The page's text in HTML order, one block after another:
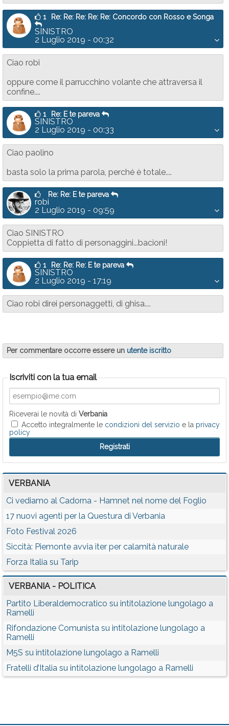
1 Re: Re: Re: Re: Re: Concordo con Rosso e Songa
SINISTRO
2 Luglio 2019 - 00:32
Ciao robi
oppure come il parrucchino volante che attraversa il
confine....
1 Re: E te pareva
SINISTRO
2 Luglio 2019 - 00:33
Ciao paolino
basta solo la prima parola, perché è totale....
Re: Re: E te pareva
robi
2 Luglio 2019 - 09:59
Ciao SINISTRO
Coppietta di fatto di personaggini...bacioni!
1 Re: Re: Re: E te pareva
SINISTRO
2 Luglio 2019 - 17:19
Ciao robi direi personaggetti, di ghisa....
Per commentare occorre essere un utente iscritto
Iscriviti con la tua email
Riceverai le novità di Verbania
Accetto integralmente le condizioni del servizio e la privacy
policy
VERBANIA
Ci vediamo al Cadorna - Hamnet nel nome del Foglio
17 nuovi agenti per la Questura di Verbania
Foto Festival 2026
Siccità: Piemonte avvia iter per calamità naturale
Forza Italia su Tarip
VERBANIA - POLITICA
Partito Liberaldemocratico su intitolazione lungolago a
Ramelli
Rifondazione Comunista su intitolazione lungolago a
Ramelli
M5S su intitolazione lungolago a Ramelli
Fratelli d’Italia su intitolazione lungolago a Ramelli